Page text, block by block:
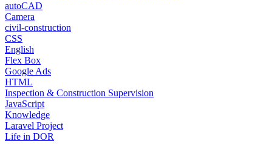
autoCAD
Camera
civil-construction
CSS
English
Flex Box
Google Ads
HTML
Inspection & Construction Supervision
JavaScript
Knowledge
Laravel Project
Life in DOR